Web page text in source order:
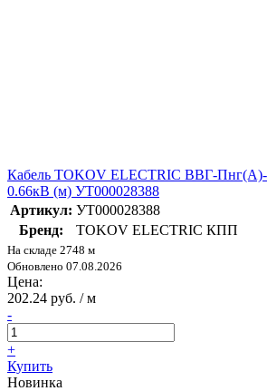
Кабель TOKOV ELECTRIC ВВГ-
0.66кВ (м) УТ000028388
Артикул: УТ000028388
Бренд:
TOKOV ELECTRIC КПП
На складе 2748 м
Обновлено 07.08.2026
Цена:
202.24 руб. / м
-
+
Купить
Новинка